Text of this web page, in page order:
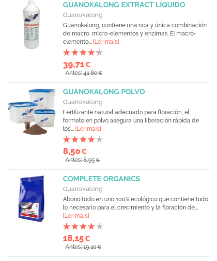
GUANOKALONG EXTRACT LÍQUIDO
Guanokalong
Guanokalong, contiene una rica y única combinación
de macro, micro-elementos y enzimas. El macro-
elemento... [Ler mais]
39,71€
Antes: 41,80€
GUANOKALONG POLVO
Guanokalong
Fertilizante natural adecuado para floración, el
formato en polvo asegura una liberación rápida de
los... [Ler mais]
8,50€
Antes: 8,95€
COMPLETE ORGANICS
Guanokalong
Abono todo en uno 100% ecológico que contiene todo
lo necesario para el crecimiento y la floración de...
[Ler mais]
18,15€
Antes: 19,10€